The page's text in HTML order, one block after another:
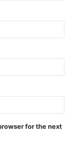
for the next